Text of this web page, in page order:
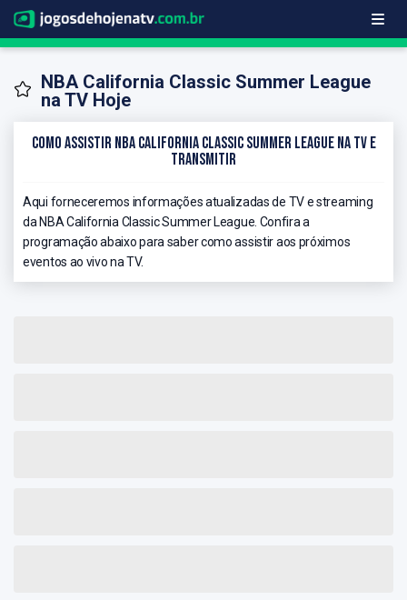
NBA California Classic Summer League
na TV Hoje
Como Assistir NBA California Classic Summer League na TV e
Transmitir
Aqui forneceremos informações atualizadas de TV e streaming
da NBA California Classic Summer League. Confira a
programação abaixo para saber como assistir aos próximos
eventos ao vivo na TV.